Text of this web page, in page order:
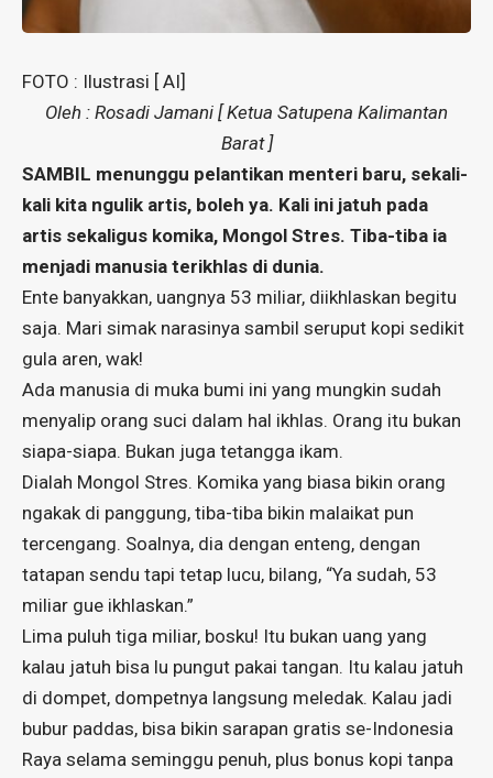
FOTO : Ilustrasi [ AI]
Oleh : Rosadi Jamani [ Ketua Satupena Kalimantan
Barat ]
SAMBIL menunggu pelantikan menteri baru, sekali-
kali kita ngulik artis, boleh ya. Kali ini jatuh pada
artis sekaligus komika, Mongol Stres. Tiba-tiba ia
menjadi manusia terikhlas di dunia.
Ente banyakkan, uangnya 53 miliar, diikhlaskan begitu
saja. Mari simak narasinya sambil seruput kopi sedikit
gula aren, wak!
Ada manusia di muka bumi ini yang mungkin sudah
menyalip orang suci dalam hal ikhlas. Orang itu bukan
siapa-siapa. Bukan juga tetangga ikam.
Dialah Mongol Stres. Komika yang biasa bikin orang
ngakak di panggung, tiba-tiba bikin malaikat pun
tercengang. Soalnya, dia dengan enteng, dengan
tatapan sendu tapi tetap lucu, bilang, “Ya sudah, 53
miliar gue ikhlaskan.”
Lima puluh tiga miliar, bosku! Itu bukan uang yang
kalau jatuh bisa lu pungut pakai tangan. Itu kalau jatuh
di dompet, dompetnya langsung meledak. Kalau jadi
bubur paddas, bisa bikin sarapan gratis se-Indonesia
Raya selama seminggu penuh, plus bonus kopi tanpa